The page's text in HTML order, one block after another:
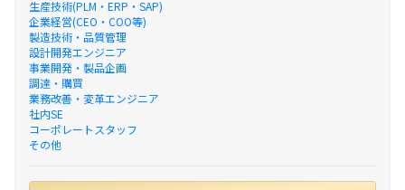
生産技術(PLM・ERP・SAP)
企業経営(CEO・COO等)
製造技術・品質管理
設計開発エンジニア
事業開発・製品企画
調達・購買
業務改善・変革エンジニア
社内SE
コーポレートスタッフ
その他